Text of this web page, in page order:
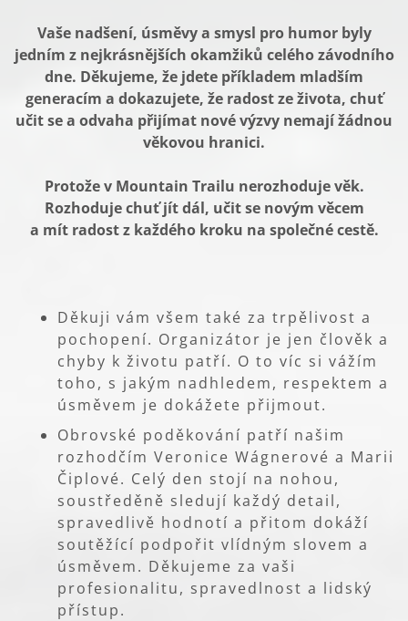
Vaše nadšení, úsměvy a smysl pro humor byly
jedním z nejkrásnějších okamžiků celého závodního
dne. Děkujeme, že jdete příkladem mladším
generacím a dokazujete, že radost ze života, chuť
učit se a odvaha přijímat nové výzvy nemají žádnou
věkovou hranici.
Protože v Mountain Trailu nerozhoduje věk.
Rozhoduje chuť jít dál, učit se novým věcem
a mít radost z každého kroku na společné cestě.
Děkuji vám všem také za trpělivost a
pochopení. Organizátor je jen člověk a
chyby k životu patří. O to víc si vážím
toho, s jakým nadhledem, respektem a
úsměvem je dokážete přijmout.
Obrovské poděkování patří našim
rozhodčím Veronice Wágnerové a Marii
Čiplové. Celý den stojí na nohou,
soustředěně sledují každý detail,
spravedlivě hodnotí a přitom dokáží
soutěžící podpořit vlídným slovem a
úsměvem. Děkujeme za vaši
profesionalitu, spravedlnost a lidský
přístup.